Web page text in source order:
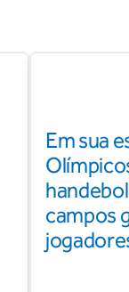
Em sua
campos